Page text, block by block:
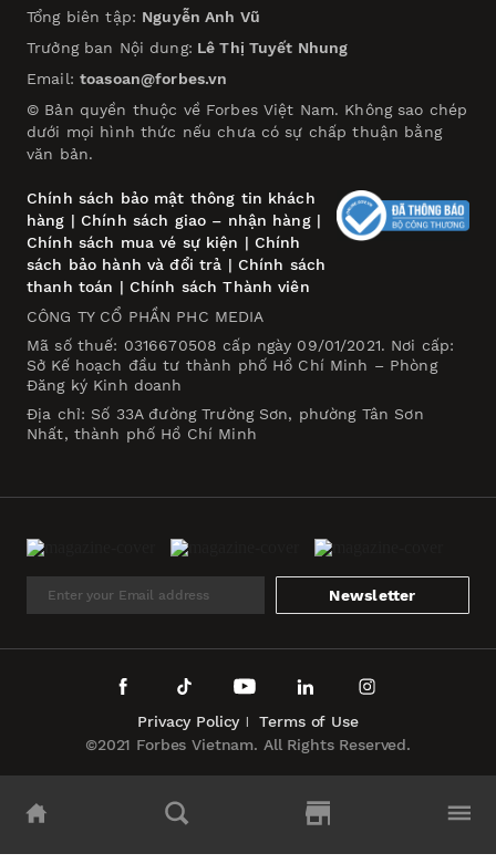
Tổng biên tập: Nguyễn Anh Vũ
Trưởng ban Nội dung: Lê Thị Tuyết Nhung
Email: toasoan@forbes.vn
© Bản quyền thuộc về Forbes Việt Nam. Không sao chép
dưới mọi hình thức nếu chưa có sự chấp thuận bằng
văn bản.
Chính sách bảo mật thông tin khách
hàng | Chính sách giao – nhận hàng|
Chính sách mua vé sự kiện | Chính
sách bảo hành và đổi trả | Chính sách
thanh toán | Chính sách Thành viên
CÔNG TY CỔ PHẦN PHC MEDIA
Mã số thuế: 0316670508 cấp ngày 09/01/2021. Nơi cấp:
Sở Kế hoạch đầu tư thành phố Hồ Chí Minh – Phòng
Đăng ký Kinh doanh
Địa chỉ: Số 33A đường Trường Sơn, phường Tân Sơn
Nhất, thành phố Hồ Chí Minh
Newsletter
©2021 Forbes Vietnam. All Rights Reserved.
Privacy Policy Terms of Use